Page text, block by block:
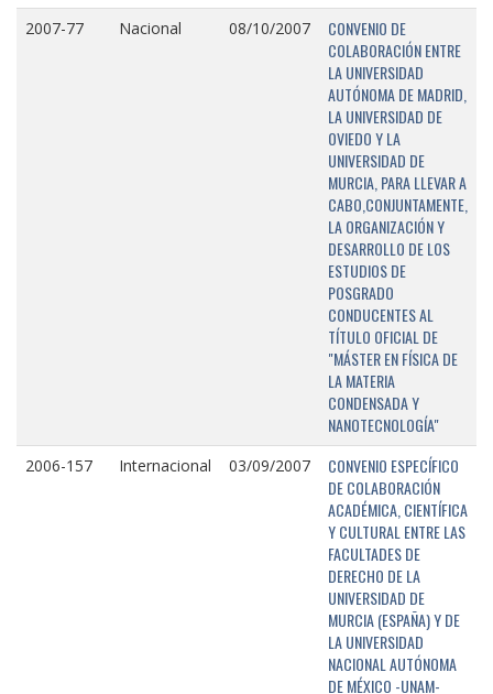
2007-77 Nacional 08/10/2007
CONVENIO DE
COLABORACIÓN ENTRE
LA UNIVERSIDAD
AUTÓNOMA DE MADRID,
LA UNIVERSIDAD DE
OVIEDO Y LA
UNIVERSIDAD DE
MURCIA, PARA LLEVAR A
CABO,CONJUNTAMENTE,
LA ORGANIZACIÓN Y
DESARROLLO DE LOS
ESTUDIOS DE
POSGRADO
CONDUCENTES AL
TÍTULO OFICIAL DE
"MÁSTER EN FÍSICA DE
LA MATERIA
CONDENSADA Y
NANOTECNOLOGÍA"
2006-157 Internacional 03/09/2007
CONVENIO ESPECÍFICO
DE COLABORACIÓN
ACADÉMICA, CIENTÍFICA
Y CULTURAL ENTRE LAS
FACULTADES DE
DERECHO DE LA
UNIVERSIDAD DE
MURCIA (ESPAÑA) Y DE
LA UNIVERSIDAD
NACIONAL AUTÓNOMA
DE MÉXICO -UNAM-